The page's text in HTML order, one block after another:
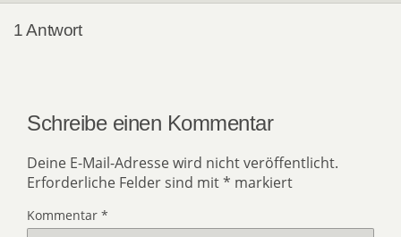
1 Antwort
Schreibe einen Kommentar
Deine E-Mail-Adresse wird nicht veröffentlicht.
Erforderliche Felder sind mit* markiert
Kommentar *